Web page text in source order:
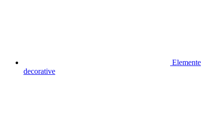
Elemente
decorative